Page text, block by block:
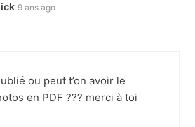
9 ans ago
ou peut t’on avoir le
en PDF ??? merci à toi